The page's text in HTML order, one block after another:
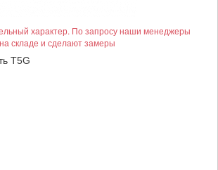
характер. По запросу наши менеджеры
складе и сделают замеры
T5G